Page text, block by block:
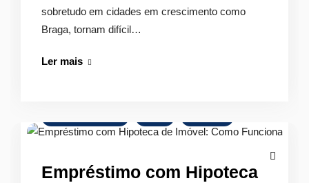
sobretudo em cidades em crescimento como
Braga, tornam difícil…
Ler maisEmpréstimo
Condições
Vantagens
Empréstimo com Hipoteca